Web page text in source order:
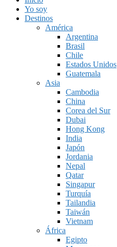
Yo soy
Destinos
América
Argentina
Brasil
Chile
Estados Unidos
Guatemala
Asia
Cambodia
China
Corea del Sur
Dubai
Hong Kong
India
Japón
Jordania
Nepal
Qatar
Singapur
Turquía
Tailandia
Taiwán
Vietnam
África
Egipto